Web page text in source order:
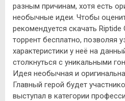
разным причинам, хотя есть
необычные идеи. Чтобы
рекомендуется скачать Riptide
торрент бесплатно, позволяя
характеристики у неё на
столкнуться с уникальными
Идея необычная и
Главный герой будет
выступал в категории